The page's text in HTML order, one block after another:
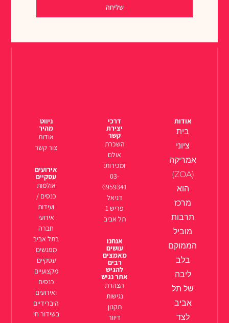
שליחה
אודות
בית
ציוני
אמריקה
(ZOA)
הוא
מרכז
תרבות
מוביל
הממוקם
בלב
ליבה
של תל
אביב
לצד
דרכי
יצירת
קשר
השכרת
אולם
ומכירות:
03-
6959341
דניאל
פריש 1
תל אביב
אנחנו
עושים
מאמצים
רבים
להגיש
אתר נגיש
הצהרת
נגישות
תקנון
דיוור
ניווט
מהיר
אודות
צור קשר
אירועים
עסקיים
אולמות
כנסים /
ועידות
אירועי
חברה
בתל אביב
מפגשים
עסקיים
מקצועיים
כנסים
ואירועים
היברידיים
בשידור חי